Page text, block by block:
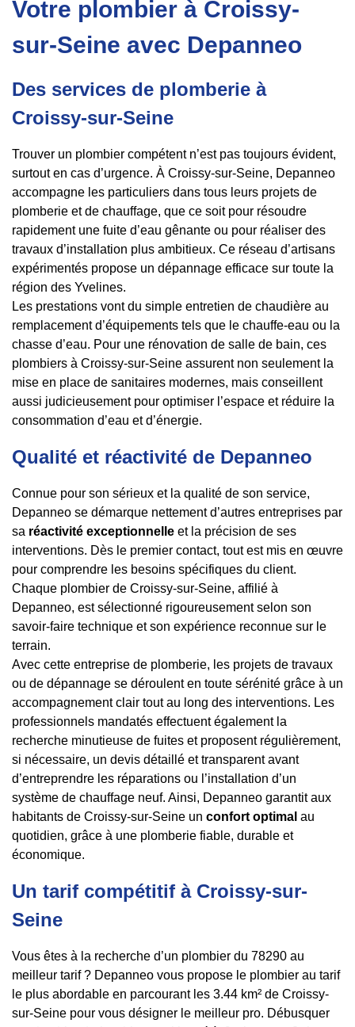
Votre plombier à Croissy-
sur-Seine avec Depanneo
Des services de plomberie à
Croissy-sur-Seine
Trouver un plombier compétent n’est pas toujours évident,
surtout en cas d’urgence. À Croissy-sur-Seine, Depanneo
accompagne les particuliers dans tous leurs projets de
plomberie et de chauffage, que ce soit pour résoudre
rapidement une fuite d’eau gênante ou pour réaliser des
travaux d’installation plus ambitieux. Ce réseau d’artisans
expérimentés propose un dépannage efficace sur toute la
région des Yvelines.
Les prestations vont du simple entretien de chaudière au
remplacement d’équipements tels que le chauffe-eau ou la
chasse d’eau. Pour une rénovation de salle de bain, ces
plombiers à Croissy-sur-Seine assurent non seulement la
mise en place de sanitaires modernes, mais conseillent
aussi judicieusement pour optimiser l’espace et réduire la
consommation d’eau et d’énergie.
Qualité et réactivité de Depanneo
Connue pour son sérieux et la qualité de son service,
Depanneo se démarque nettement d’autres entreprises par
sa réactivité exceptionnelle et la précision de ses
interventions. Dès le premier contact, tout est mis en œuvre
pour comprendre les besoins spécifiques du client.
Chaque plombier de Croissy-sur-Seine, affilié à
Depanneo, est sélectionné rigoureusement selon son
savoir-faire technique et son expérience reconnue sur le
terrain.
Avec cette entreprise de plomberie, les projets de travaux
ou de dépannage se déroulent en toute sérénité grâce à un
accompagnement clair tout au long des interventions. Les
professionnels mandatés effectuent également la
recherche minutieuse de fuites et proposent régulièrement,
si nécessaire, un devis détaillé et transparent avant
d’entreprendre les réparations ou l’installation d’un
système de chauffage neuf. Ainsi, Depanneo garantit aux
habitants de Croissy-sur-Seine un confort optimal au
quotidien, grâce à une plomberie fiable, durable et
économique.
Un tarif compétitif à Croissy-sur-
Seine
Vous êtes à la recherche d’un plombier du 78290 au
meilleur tarif ? Depanneo vous propose le plombier au tarif
le plus abordable en parcourant les 3.44 km² de Croissy-
sur-Seine pour vous désigner le meilleur pro. Débusquer